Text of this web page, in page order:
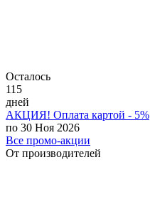
Осталось
115
дней
АКЦИЯ! Оплата картой - 5%
по 30 Ноя 2026
Все промо-акции
От производителей